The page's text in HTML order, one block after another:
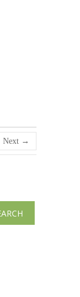
Next →